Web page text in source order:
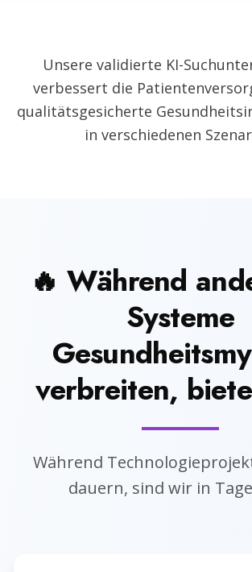
Unsere validierte KI-
verbessert die
qualitätsgesicherte
in verschiedenen
🔥 Während
Systeme
verbreiten,
Während
dauern, sind wir in